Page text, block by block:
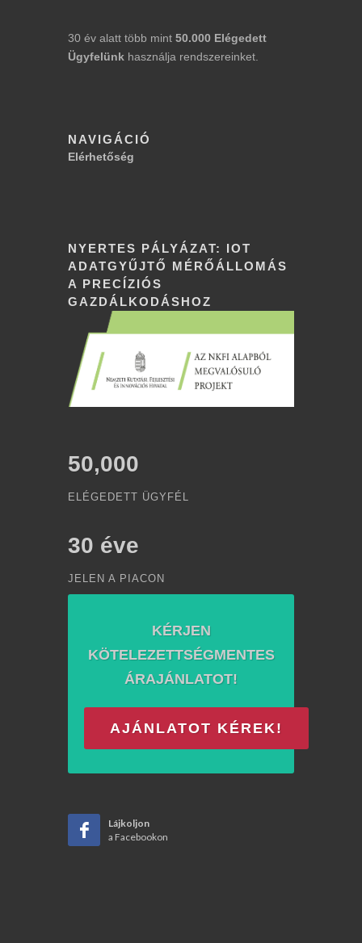
30 év alatt több mint 50.000 Elégedett
Ügyfelünk használja rendszereinket.
NAVIGÁCIÓ
Elérhetőség
NYERTES PÁLYÁZAT: IOT
ADATGYŰJTŐ MÉRŐÁLLOMÁS
A PRECÍZIÓS
GAZDÁLKODÁSHOZ
50,000
ELÉGEDETT ÜGYFÉL
30 éve
JELEN A PIACON
KÉRJEN
KÖTELEZETTSÉGMENTES
ÁRAJÁNLATOT!
AJÁNLATOT KÉREK!
Lájkoljon
a Facebookon